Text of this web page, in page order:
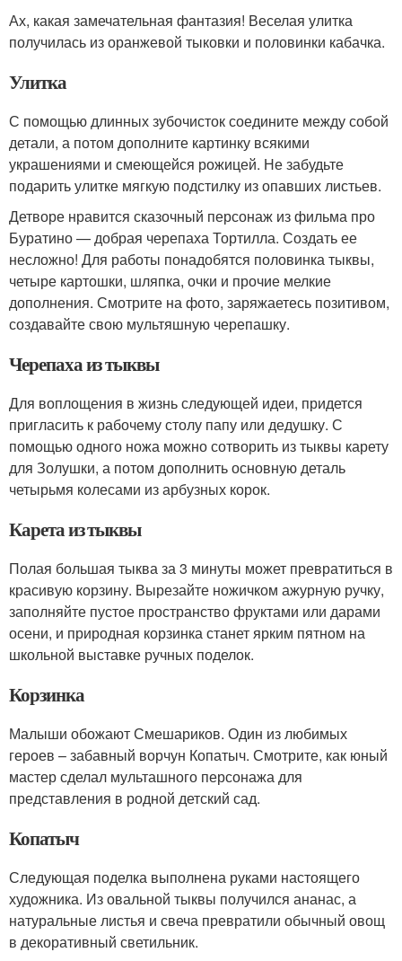
Ах, какая замечательная фантазия! Веселая улитка
получилась из оранжевой тыковки и половинки кабачка.
Улитка
С помощью длинных зубочисток соедините между собой
детали, а потом дополните картинку всякими
украшениями и смеющейся рожицей. Не забудьте
подарить улитке мягкую подстилку из опавших листьев.
Детворе нравится сказочный персонаж из фильма про
Буратино — добрая черепаха Тортилла. Создать ее
несложно! Для работы понадобятся половинка тыквы,
четыре картошки, шляпка, очки и прочие мелкие
дополнения. Смотрите на фото, заряжаетесь позитивом,
создавайте свою мультяшную черепашку.
Черепаха из тыквы
Для воплощения в жизнь следующей идеи, придется
пригласить к рабочему столу папу или дедушку. С
помощью одного ножа можно сотворить из тыквы карету
для Золушки, а потом дополнить основную деталь
четырьмя колесами из арбузных корок.
Карета из тыквы
Полая большая тыква за 3 минуты может превратиться в
красивую корзину. Вырезайте ножичком ажурную ручку,
заполняйте пустое пространство фруктами или дарами
осени, и природная корзинка станет ярким пятном на
школьной выставке ручных поделок.
Корзинка
Малыши обожают Смешариков. Один из любимых
героев – забавный ворчун Копатыч. Смотрите, как юный
мастер сделал мульташного персонажа для
представления в родной детский сад.
Копатыч
Следующая поделка выполнена руками настоящего
художника. Из овальной тыквы получился ананас, а
натуральные листья и свеча превратили обычный овощ
в декоративный светильник.